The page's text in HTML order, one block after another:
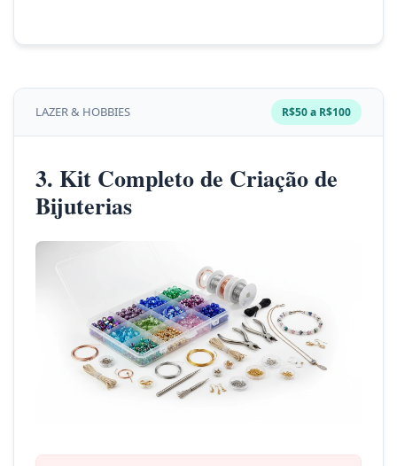
LAZER & HOBBIES R$50 a R$100
3. Kit Completo de Criação de
Bijuterias